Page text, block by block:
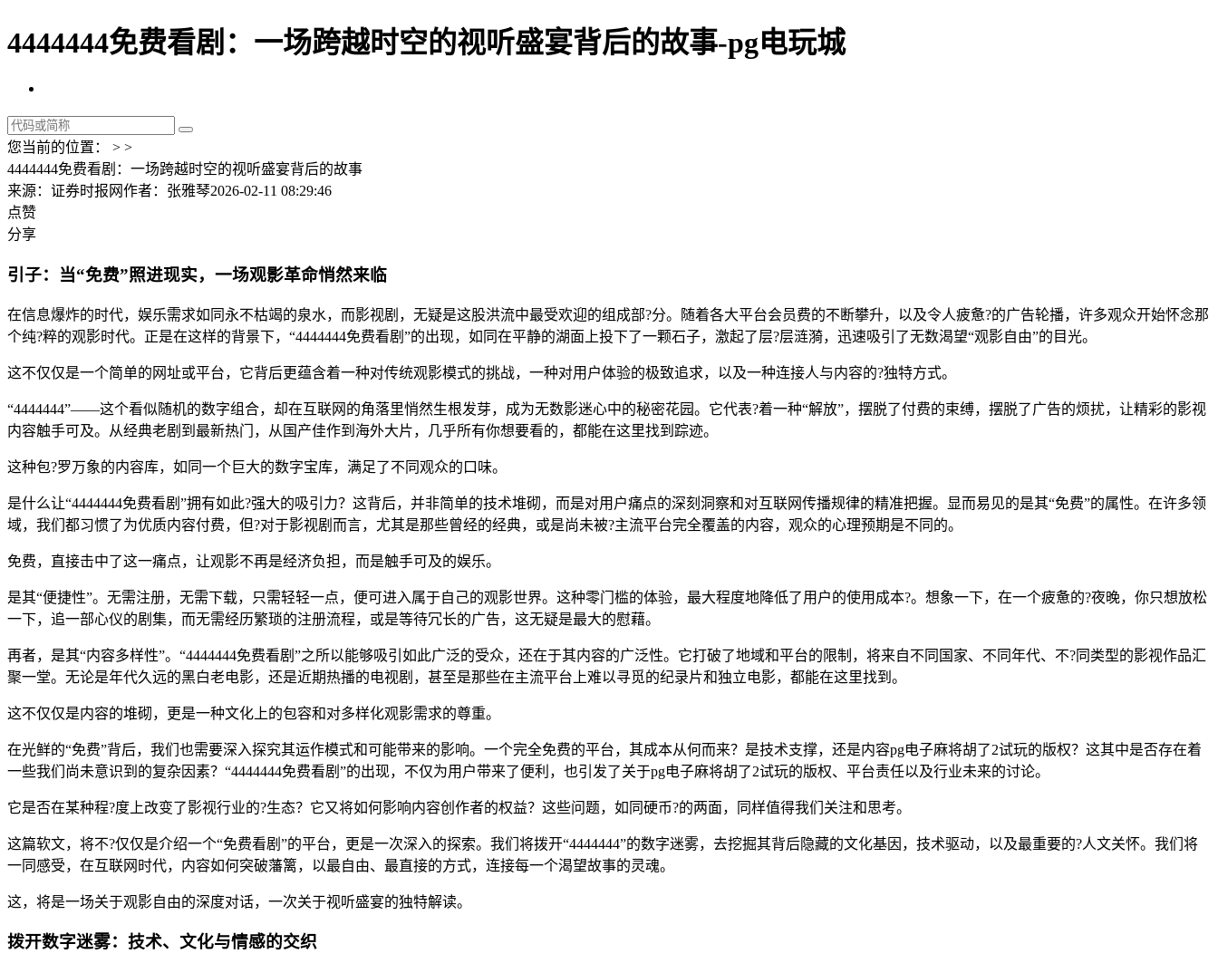
4444444免费看剧：一场跨越时空的视听盛宴背后的故事-pg电玩城
您当前的位置： > >
4444444免费看剧：一场跨越时空的视听盛宴背后的故事
来源：证券时报网作者：张雅琴2026-02-11 08:29:46
点赞
分享
引子：当“免费”照进现实，一场观影革命悄然来临
在信息爆炸的时代，娱乐需求如同永不枯竭的泉水，而影视剧，无疑是这股洪流中最受欢迎的组成部?分。随着各大平台会员费的不断攀升，以及令人疲惫?的广告轮播，许多观众开始怀念那
个纯?粹的观影时代。正是在这样的背景下，“4444444免费看剧”的出现，如同在平静的湖面上投下了一颗石子，激起了层?层涟漪，迅速吸引了无数渴望“观影自由”的目光。
这不仅仅是一个简单的网址或平台，它背后更蕴含着一种对传统观影模式的挑战，一种对用户体验的极致追求，以及一种连接人与内容的?独特方式。
“4444444”——这个看似随机的数字组合，却在互联网的角落里悄然生根发芽，成为无数影迷心中的秘密花园。它代表?着一种“解放”，摆脱了付费的束缚，摆脱了广告的烦扰，让精彩的影视
内容触手可及。从经典老剧到最新热门，从国产佳作到海外大片，几乎所有你想要看的，都能在这里找到踪迹。
这种包?罗万象的内容库，如同一个巨大的数字宝库，满足了不同观众的口味。
是什么让“4444444免费看剧”拥有如此?强大的吸引力？这背后，并非简单的技术堆砌，而是对用户痛点的深刻洞察和对互联网传播规律的精准把握。显而易见的是其“免费”的属性。在许多领
域，我们都习惯了为优质内容付费，但?对于影视剧而言，尤其是那些曾经的经典，或是尚未被?主流平台完全覆盖的内容，观众的心理预期是不同的。
免费，直接击中了这一痛点，让观影不再是经济负担，而是触手可及的娱乐。
是其“便捷性”。无需注册，无需下载，只需轻轻一点，便可进入属于自己的观影世界。这种零门槛的体验，最大程度地降低了用户的使用成本?。想象一下，在一个疲惫的?夜晚，你只想放松
一下，追一部心仪的剧集，而无需经历繁琐的注册流程，或是等待冗长的广告，这无疑是最大的慰藉。
再者，是其“内容多样性”。“4444444免费看剧”之所以能够吸引如此广泛的受众，还在于其内容的广泛性。它打破了地域和平台的限制，将来自不同国家、不同年代、不?同类型的影视作品汇
聚一堂。无论是年代久远的黑白老电影，还是近期热播的电视剧，甚至是那些在主流平台上难以寻觅的纪录片和独立电影，都能在这里找到。
这不仅仅是内容的堆砌，更是一种文化上的包容和对多样化观影需求的尊重。
在光鲜的“免费”背后，我们也需要深入探究其运作模式和可能带来的影响。一个完全免费的平台，其成本从何而来？是技术支撑，还是内容pg电子麻将胡了2试玩的版权？这其中是否存在着
一些我们尚未意识到的复杂因素？“4444444免费看剧”的出现，不仅为用户带来了便利，也引发了关于pg电子麻将胡了2试玩的版权、平台责任以及行业未来的讨论。
它是否在某种程?度上改变了影视行业的?生态？它又将如何影响内容创作者的权益？这些问题，如同硬币?的两面，同样值得我们关注和思考。
这篇软文，将不?仅仅是介绍一个“免费看剧”的平台，更是一次深入的探索。我们将拨开“4444444”的数字迷雾，去挖掘其背后隐藏的文化基因，技术驱动，以及最重要的?人文关怀。我们将
一同感受，在互联网时代，内容如何突破藩篱，以最自由、最直接的方式，连接每一个渴望故事的灵魂。
这，将是一场关于观影自由的深度对话，一次关于视听盛宴的独特解读。
拨开数字迷雾：技术、文化与情感的交织